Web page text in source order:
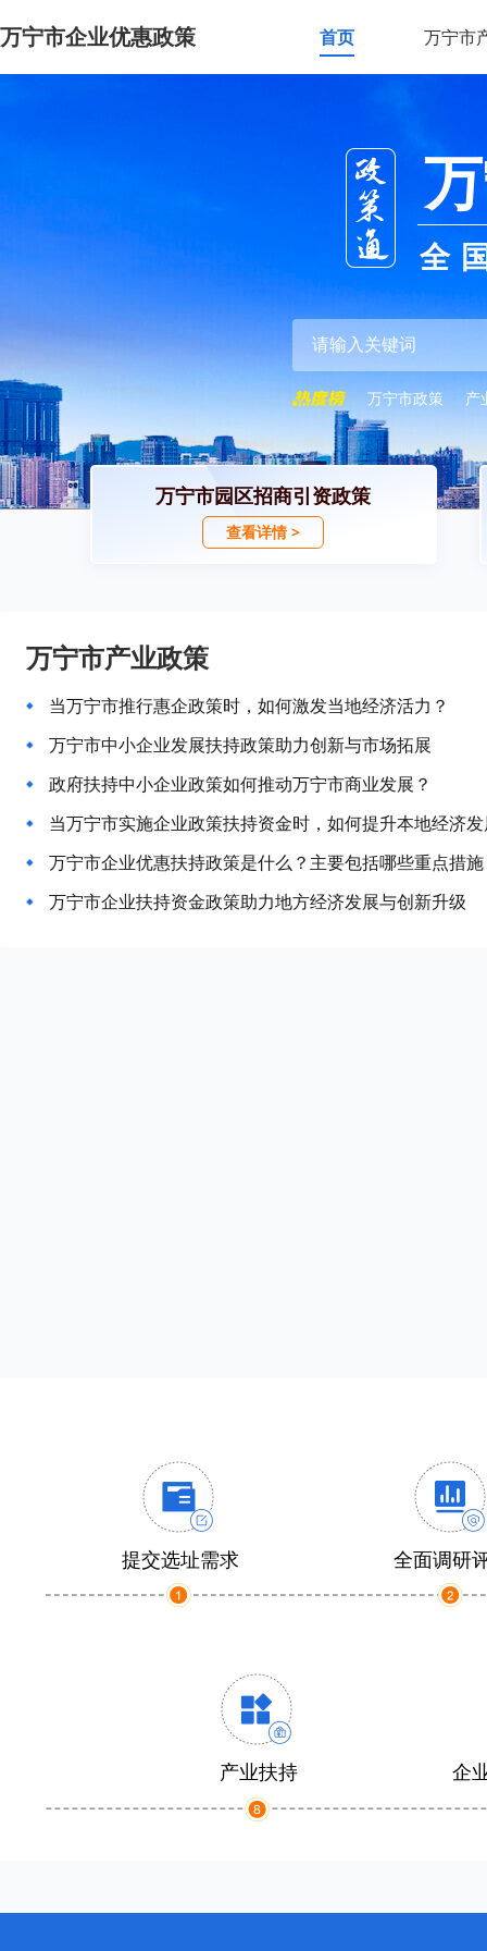
万宁市企业优惠政策 首页 万宁市
全
万宁市政策 产
万宁市园区招商引资政策
查看详情 >
万宁市产业政策
当万宁市推行惠企政策时，如何激发当地经济活力？
万宁市中小企业发展扶持政策助力创新与市场拓展
政府扶持中小企业政策如何推动万宁市商业发展？
当万宁市实施企业政策扶持资金时，如何提升本地经济
万宁市企业优惠扶持政策是什么？主要包括哪些重点措
万宁市企业扶持资金政策助力地方经济发展与创新升级
提交选址需求 全面调研
产业扶持 企